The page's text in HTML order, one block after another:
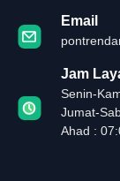
Email
Jam
Senin-
Jumat-
Ahad :